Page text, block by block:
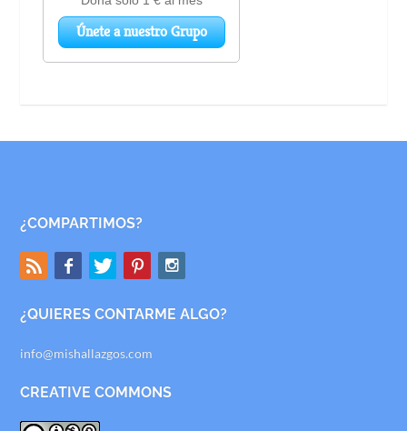
¿COMPARTIMOS?
¿QUIERES CONTARME ALGO?
info@mishallazgos.com
CREATIVE COMMONS